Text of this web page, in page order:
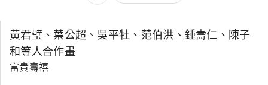
黃君璧、葉公超、吳平牡、范伯洪、鍾壽仁、陳子
和等人合作畫
富貴壽禧